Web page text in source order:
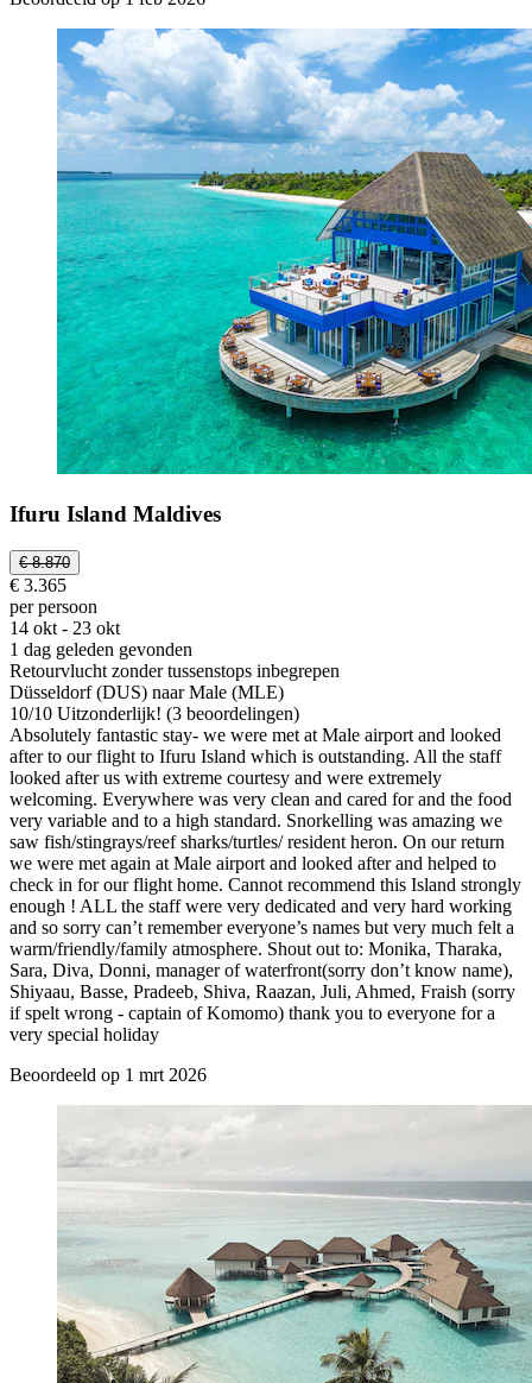
Ifuru Island Maldives
€ 8.870
€ 3.365
per persoon
14 okt - 23 okt
1 dag geleden gevonden
Retourvlucht zonder tussenstops inbegrepen
Düsseldorf (DUS) naar Male (MLE)
10/10 Uitzonderlijk! (3 beoordelingen)
Absolutely fantastic stay- we were met at Male airport and looked
after to our flight to Ifuru Island which is outstanding. All the staff
looked after us with extreme courtesy and were extremely
welcoming. Everywhere was very clean and cared for and the food
very variable and to a high standard. Snorkelling was amazing we
saw fish/stingrays/reef sharks/turtles/ resident heron. On our return
we were met again at Male airport and looked after and helped to
check in for our flight home. Cannot recommend this Island strongly
enough ! ALL the staff were very dedicated and very hard working
and so sorry can’t remember everyone’s names but very much felt a
warm/friendly/family atmosphere. Shout out to: Monika, Tharaka,
Sara, Diva, Donni, manager of waterfront(sorry don’t know name),
Shiyaau, Basse, Pradeeb, Shiva, Raazan, Juli, Ahmed, Fraish (sorry
if spelt wrong - captain of Komomo) thank you to everyone for a
very special holiday
Beoordeeld op 1 mrt 2026